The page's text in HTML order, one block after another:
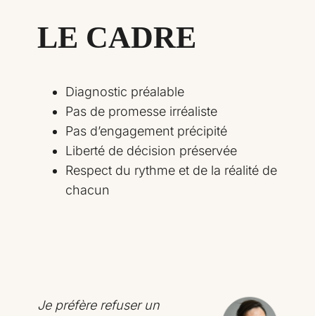
LE CADRE
Diagnostic préalable
Pas de promesse irréaliste
Pas d’engagement précipité
Liberté de décision préservée
Respect du rythme et de la réalité de
chacun
Je préfère refuser un